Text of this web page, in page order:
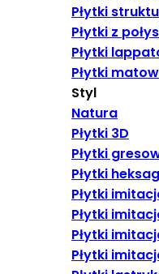
Płytki
Płytki z
Płytki
Płytki
Styl
Natura
Płytki 3D
Płytki
Płytki
Płytki
Płytki
Płytki
Płytki